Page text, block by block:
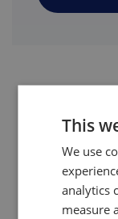
四半期見通し
ス（リアルタ
中国国外にある
工場の開発、操
This
We use
analytics
measure